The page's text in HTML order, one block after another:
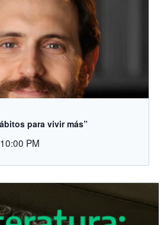
para vivir más”
10:00 PM